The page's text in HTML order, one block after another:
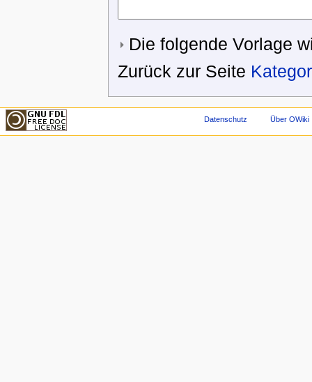
Die folgende Vorlage
Zurück zur Seite
Datenschutz Über OWiki